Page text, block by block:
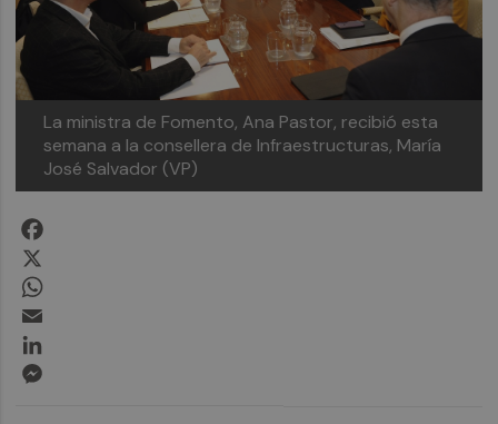
La ministra de Fomento, Ana Pastor, recibió esta
semana a la consellera de Infraestructuras, María
José Salvador (VP)